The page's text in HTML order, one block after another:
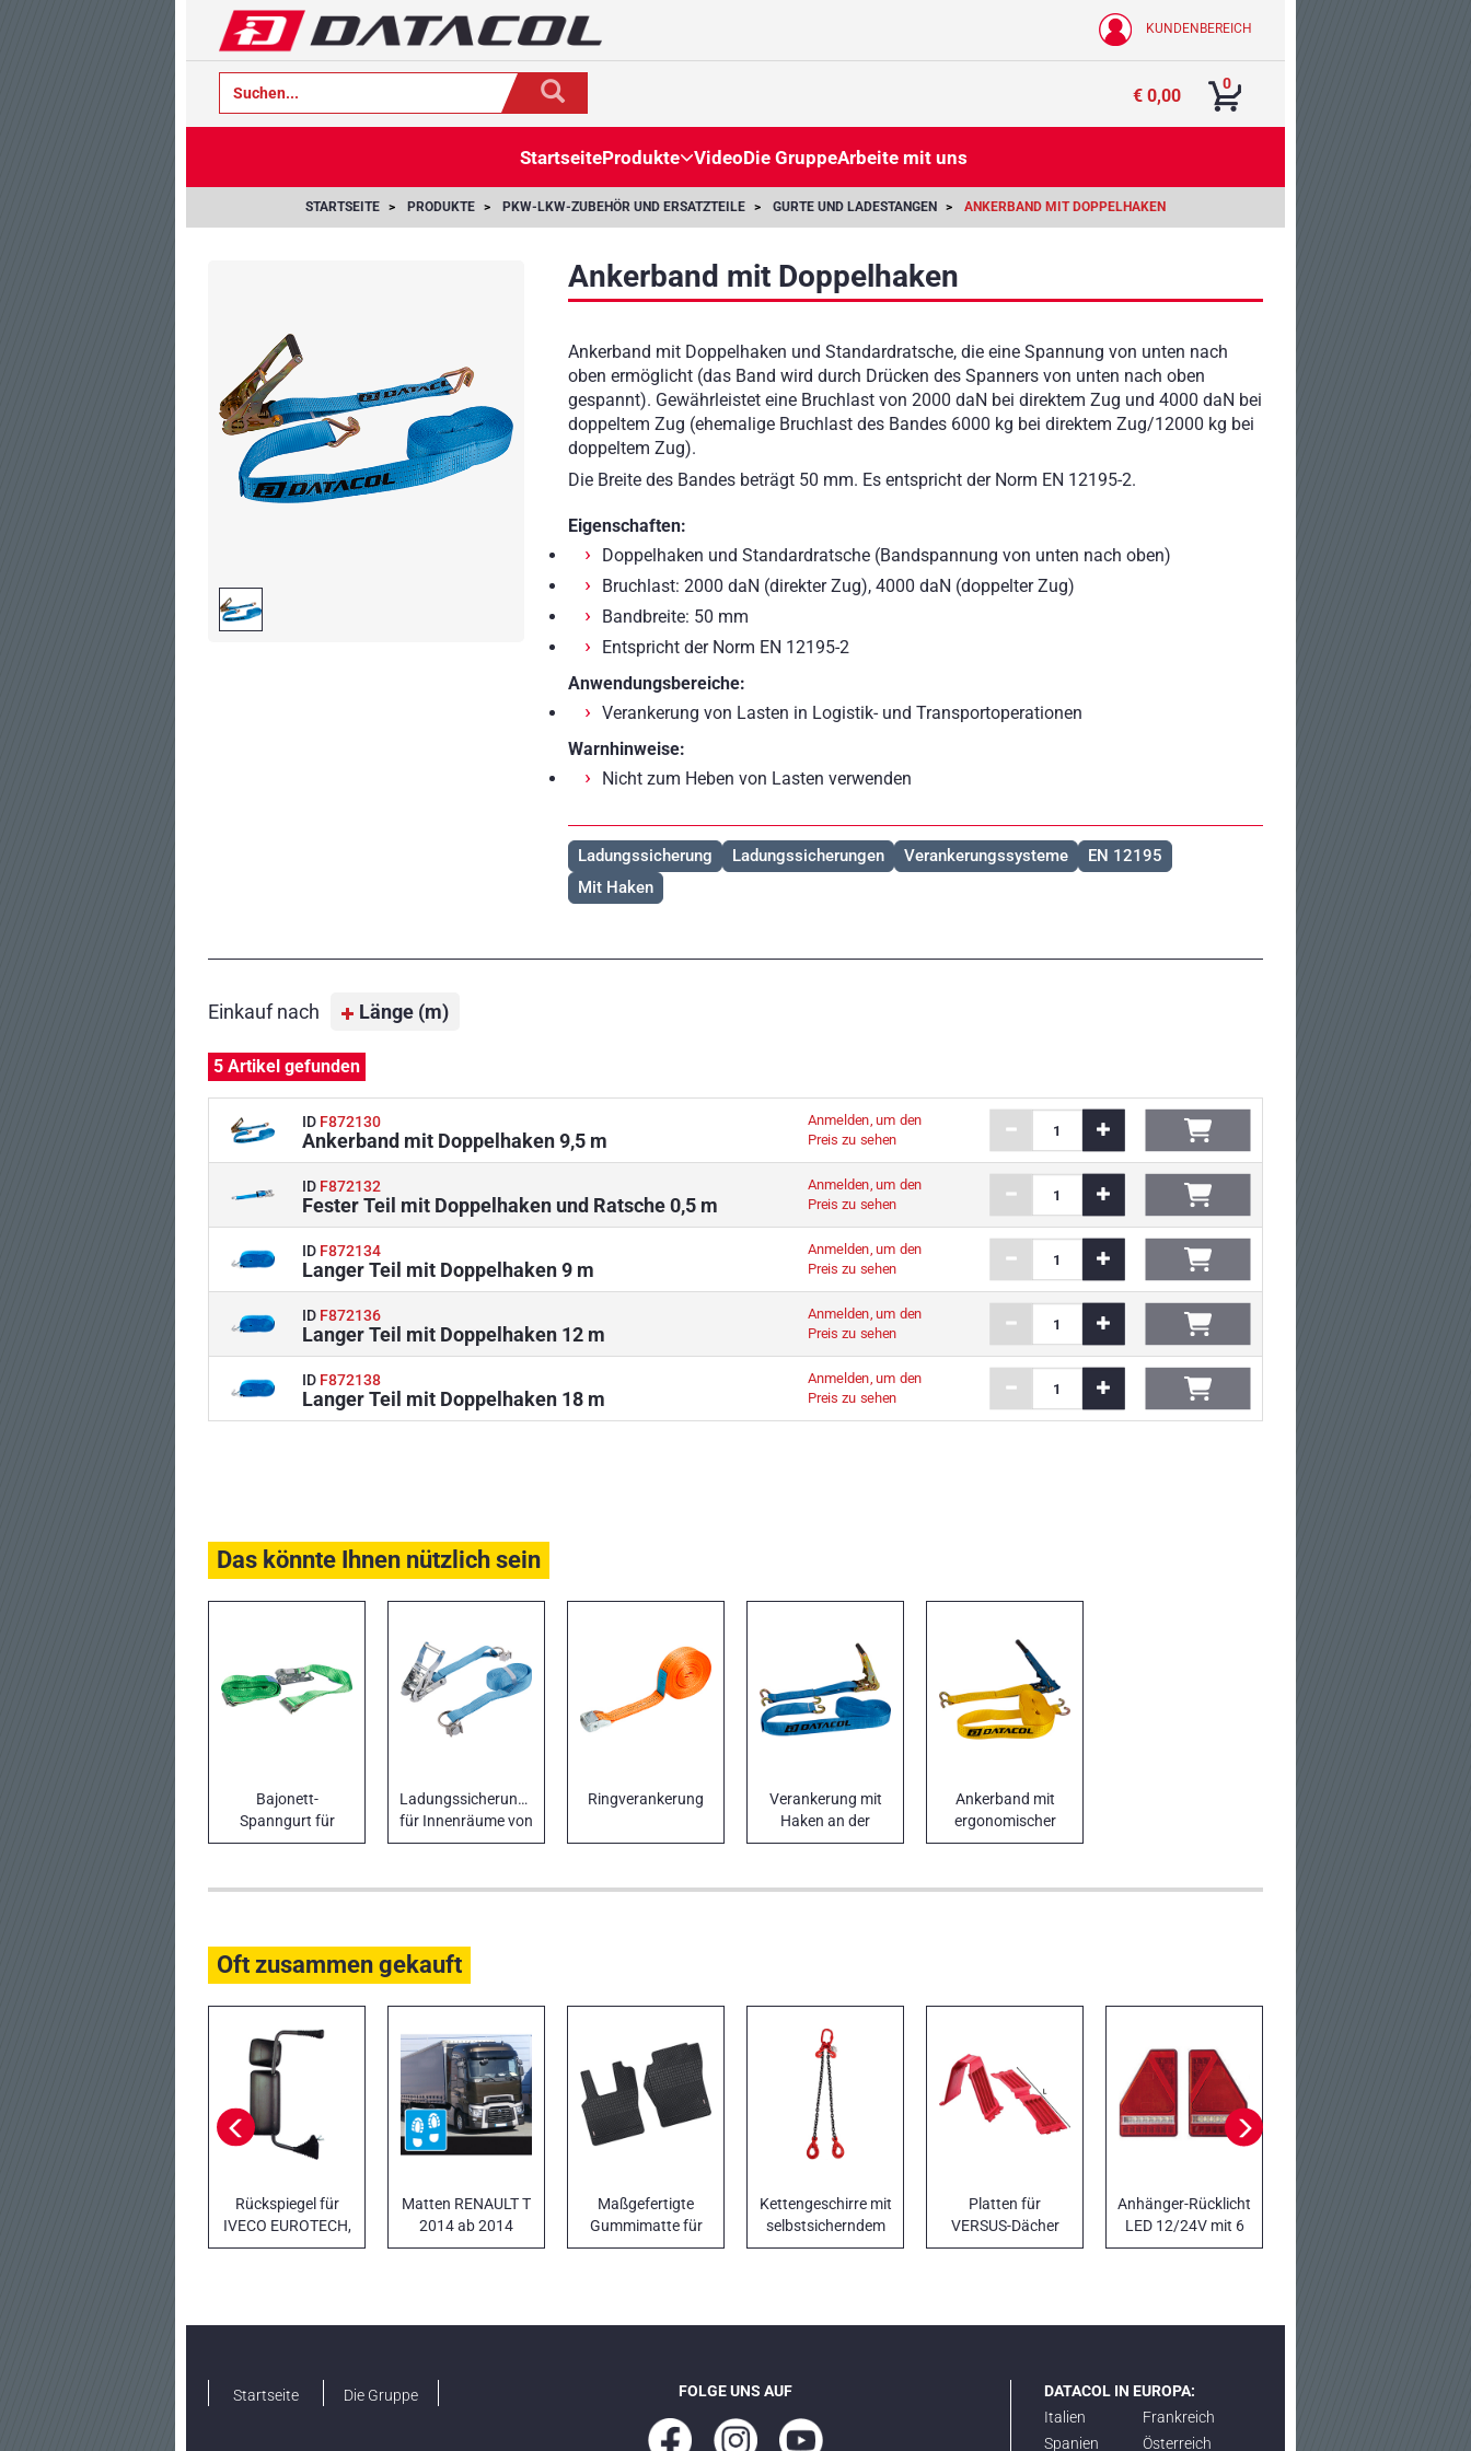
text.skipToContent
text.skipToNavigation
KUNDENBEREICH
0
€ 0,00
StartseiteProdukte VideoDie GruppeArbeite mit uns
STARTSEITE PRODUKTE PKW-LKW-ZUBEHÖR UND ERSATZTEILE GURTE UND LADESTANGEN ANKERBAND MIT DOPPELHAKEN
Ankerband mit Doppelhaken
Ankerband mit Doppelhaken und Standardratsche, die eine Spannung von unten nach
oben ermöglicht (das Band wird durch Drücken des Spanners von unten nach oben
gespannt). Gewährleistet eine Bruchlast von 2000 daN bei direktem Zug und 4000 daN bei
doppeltem Zug (ehemalige Bruchlast des Bandes 6000 kg bei direktem Zug/12000 kg bei
doppeltem Zug).
Die Breite des Bandes beträgt 50 mm. Es entspricht der Norm EN 12195-2.
Eigenschaften:
Doppelhaken und Standardratsche (Bandspannung von unten nach oben)
Bruchlast: 2000 daN (direkter Zug), 4000 daN (doppelter Zug)
Bandbreite: 50 mm
Entspricht der Norm EN 12195-2
Anwendungsbereiche:
Verankerung von Lasten in Logistik- und Transportoperationen
Warnhinweise:
Nicht zum Heben von Lasten verwenden
Ladungssicherung Ladungssicherungen Verankerungssysteme
EN 12195
Mit Haken
Einkauf nach Länge (m)
5 Artikel gefunden
ID F872130
Ankerband mit Doppelhaken 9,5 m
Anmelden, um den
Preis zu sehen
ID F872132
Fester Teil mit Doppelhaken und Ratsche 0,5 m
Anmelden, um den
Preis zu sehen
ID F872134
Langer Teil mit Doppelhaken 9 m
Anmelden, um den
Preis zu sehen
ID F872136
Langer Teil mit Doppelhaken 12 m
Anmelden, um den
Preis zu sehen
ID F872138
Langer Teil mit Doppelhaken 18 m
Anmelden, um den
Preis zu sehen
Das könnte Ihnen nützlich sein
Bajonett-
Spanngurt für
Isolierfahrzeuge
Ladungssicherungen
für Innenräume von
Transportern
Ringverankerung
Verankerung mit
Haken an der
Bordwand,
breites Band
Ankerband mit
ergonomischer
Ratsche ERGO II
Oft zusammen gekauft
Rückspiegel für
IVECO EUROTECH,
EUROSTAR,
Matten RENAULT T
2014 ab 2014
Maßgefertigte
Gummimatte für
LKW ULTRA-FIT
Kettengeschirre mit
selbstsicherndem
Haken und
Platten für
VERSUS-Dächer
Anhänger-Rücklicht
LED 12/24V mit 6
Funktionen
Startseite Die Gruppe FOLGE UNS AUF
DATACOL IN EUROPA:
Italien
Frankreich
Spanien
Österreich